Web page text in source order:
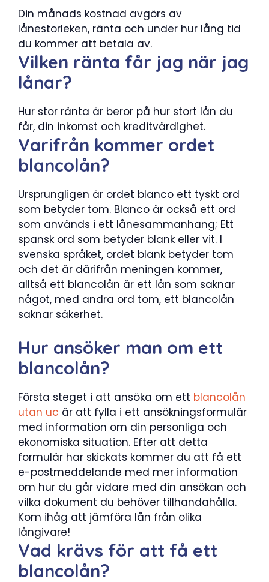
Din månads kostnad avgörs av
lånestorleken, ränta och under hur lång tid
du kommer att betala av.
Vilken ränta får jag när jag
lånar?
Hur stor ränta är beror på hur stort lån du
får, din inkomst och kreditvärdighet.
Varifrån kommer ordet
blancolån?
Ursprungligen är ordet blanco ett tyskt ord
som betyder tom. Blanco är också ett ord
som används i ett lånesammanhang; Ett
spansk ord som betyder blank eller vit. I
svenska språket, ordet blank betyder tom
och det är därifrån meningen kommer,
alltså ett blancolån är ett lån som saknar
något, med andra ord tom, ett blancolån
saknar säkerhet.
Hur ansöker man om ett
blancolån?
Första steget i att ansöka om ett blancolån
utan uc är att fylla i ett ansökningsformulär
med information om din personliga och
ekonomiska situation. Efter att detta
formulär har skickats kommer du att få ett
e-postmeddelande med mer information
om hur du går vidare med din ansökan och
vilka dokument du behöver tillhandahålla.
Kom ihåg att jämföra lån från olika
långivare!
Vad krävs för att få ett
blancolån?